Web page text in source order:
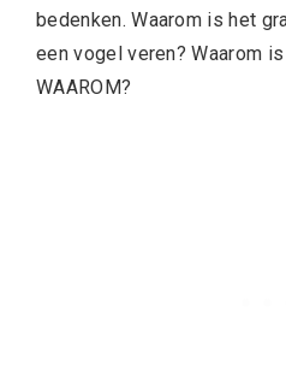
bedenken. Waarom is het
een vogel veren? Waarom
WAAROM?